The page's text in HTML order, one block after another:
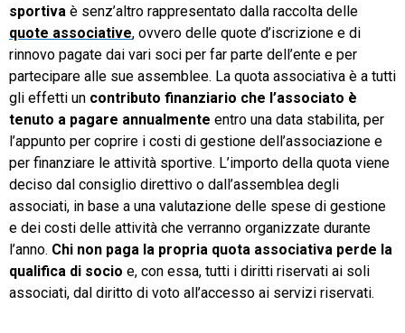
sportiva è senz’altro rappresentato dalla raccolta delle
quote associative, ovvero delle quote d’iscrizione e di
rinnovo pagate dai vari soci per far parte dell’ente e per
partecipare alle sue assemblee. La quota associativa è a tutti
gli effetti un contributo finanziario che l’associato è
tenuto a pagare annualmente entro una data stabilita, per
l’appunto per coprire i costi di gestione dell’associazione e
per finanziare le attività sportive. L’importo della quota viene
deciso dal consiglio direttivo o dall’assemblea degli
associati, in base a una valutazione delle spese di gestione
e dei costi delle attività che verranno organizzate durante
l’anno. Chi non paga la propria quota associativa perde la
qualifica di socio e, con essa, tutti i diritti riservati ai soli
associati, dal diritto di voto all’accesso ai servizi riservati.